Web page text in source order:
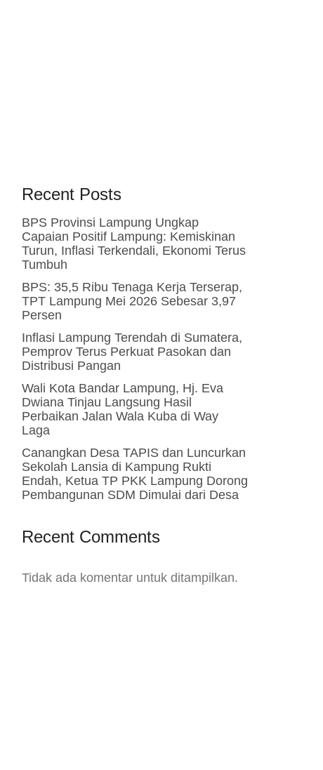
Recent Posts
BPS Provinsi Lampung Ungkap
Capaian Positif Lampung: Kemiskinan
Turun, Inflasi Terkendali, Ekonomi Terus
Tumbuh
BPS: 35,5 Ribu Tenaga Kerja Terserap,
TPT Lampung Mei 2026 Sebesar 3,97
Persen
Inflasi Lampung Terendah di Sumatera,
Pemprov Terus Perkuat Pasokan dan
Distribusi Pangan
Wali Kota Bandar Lampung, Hj. Eva
Dwiana Tinjau Langsung Hasil
Perbaikan Jalan Wala Kuba di Way
Laga
Canangkan Desa TAPIS dan Luncurkan
Sekolah Lansia di Kampung Rukti
Endah, Ketua TP PKK Lampung Dorong
Pembangunan SDM Dimulai dari Desa
Recent Comments
Tidak ada komentar untuk ditampilkan.